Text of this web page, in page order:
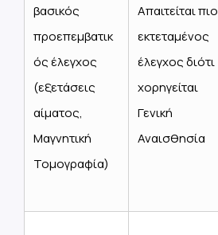
βασικός
προεπεμβατικ
ός έλεγχος
(εξετάσεις
αίματος,
Μαγνητική
Τομογραφία)
Απαιτείται πιο
εκτεταμένος
έλεγχος διότι
χορηγείται
Γενική
Αναισθησία